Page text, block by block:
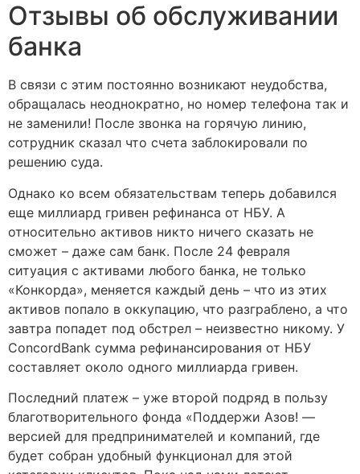
Отзывы об обслуживании
банка
В связи с этим постоянно возникают неудобства,
обращалась неоднократно, но номер телефона так и
не заменили! После звонка на горячую линию,
сотрудник сказал что счета заблокировали по
решению суда.
Однако ко всем обязательствам теперь добавился
еще миллиард гривен рефинанса от НБУ. А
относительно активов никто ничего сказать не
сможет – даже сам банк. После 24 февраля
ситуация с активами любого банка, не только
«Конкорда», меняется каждый день – что из этих
активов попало в оккупацию, что разграблено, а что
завтра попадет под обстрел – неизвестно никому. У
ConcordBank сумма рефинансирования от НБУ
составляет около одного миллиарда гривен.
Последний платеж – уже второй подряд в пользу
благотворительного фонда «Поддержи Азов! —
версией для предпринимателей и компаний, где
будет собран удобный функционал для этой